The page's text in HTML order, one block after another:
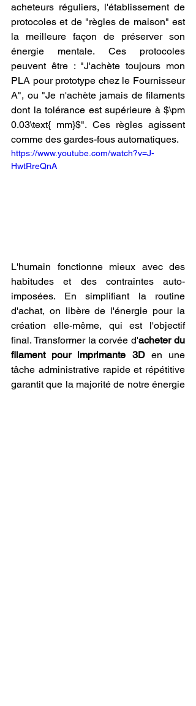
acheteurs réguliers, l'établissement de
protocoles et de "règles de maison" est
la meilleure façon de préserver son
énergie mentale. Ces protocoles
peuvent être : "J'achète toujours mon
PLA pour prototype chez le Fournisseur
A", ou "Je n'achète jamais de filaments
dont la tolérance est supérieure à $\pm
0.03\text{ mm}$". Ces règles agissent
comme des gardes-fous automatiques.
https://www.youtube.com/watch?v=J-
HwtRreQnA
L'humain fonctionne mieux avec des
habitudes et des contraintes auto-
imposées. En simplifiant la routine
d'achat, on libère de l'énergie pour la
création elle-même, qui est l'objectif
final. Transformer la corvée d'acheter du
filament pour imprimante 3D en une
tâche administrative rapide et répétitive
garantit que la majorité de notre énergie